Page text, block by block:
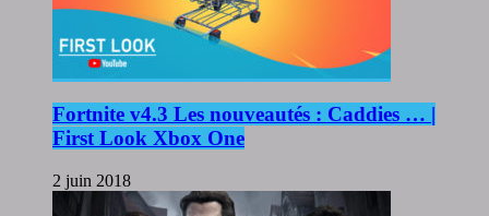
Fortnite v4.3 Les nouveautés : Caddies … |
First Look Xbox One
2 juin 2018